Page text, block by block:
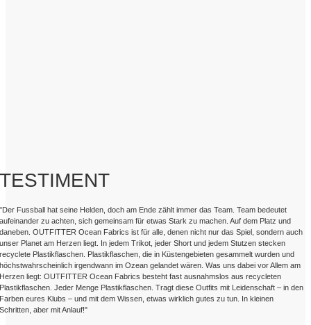
TESTIMENT
"Der Fussball hat seine Helden, doch am Ende zählt immer das Team. Team bedeutet
aufeinander zu achten, sich gemeinsam für etwas Stark zu machen. Auf dem Platz und
daneben. OUTFITTER Ocean Fabrics ist für alle, denen nicht nur das Spiel, sondern auch
unser Planet am Herzen liegt. In jedem Trikot, jeder Short und jedem Stutzen stecken
recyclete Plastikflaschen. Plastikflaschen, die in Küstengebieten gesammelt wurden und
höchstwahrscheinlich irgendwann im Ozean gelandet wären. Was uns dabei vor Allem am
Herzen liegt: OUTFITTER Ocean Fabrics besteht fast ausnahmslos aus recycleten
Plastikflaschen. Jeder Menge Plastikflaschen. Tragt diese Outfits mit Leidenschaft – in den
Farben eures Klubs – und mit dem Wissen, etwas wirklich gutes zu tun. In kleinen
Schritten, aber mit Anlauf!"